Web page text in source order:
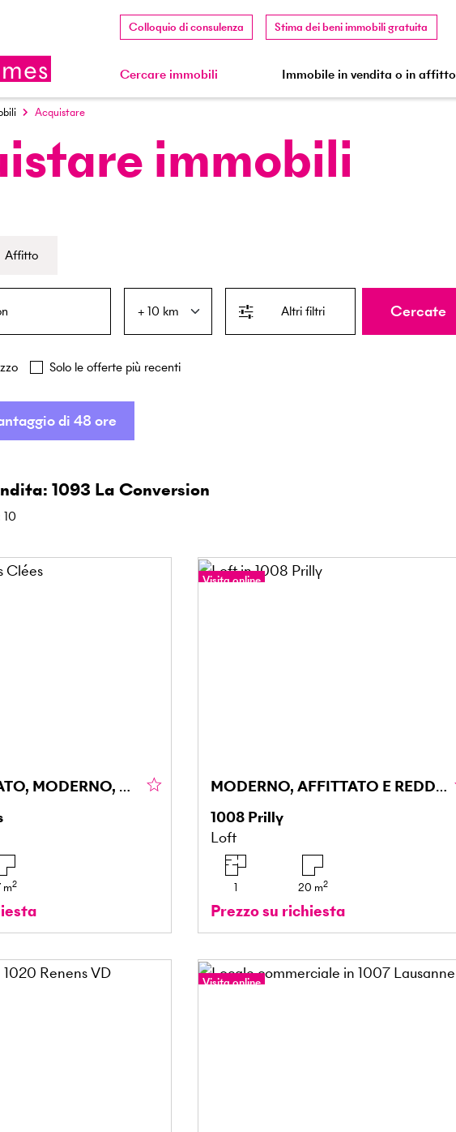
Colloquio di consulenza Stima dei beni immobili gratuita
Cercare immobili Immobile in vendita o in affitto
Acquistare
immobili
immobiliare
Affitto
Altri filtri
Solo le offerte più recenti
Cercate
di 48 ore
1093 La Conversion
10
RISTRUTTURATO, MODERNO, CHIAVI IN MANO!
m2
Visita online
MODERNO, AFFITTATO E REDDITIZIO
1008 Prilly
Loft
1 20 m2
Prezzo su richiesta
Visita online